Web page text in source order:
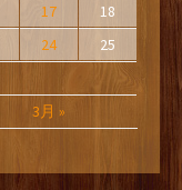
3月 »
17
18
24
25